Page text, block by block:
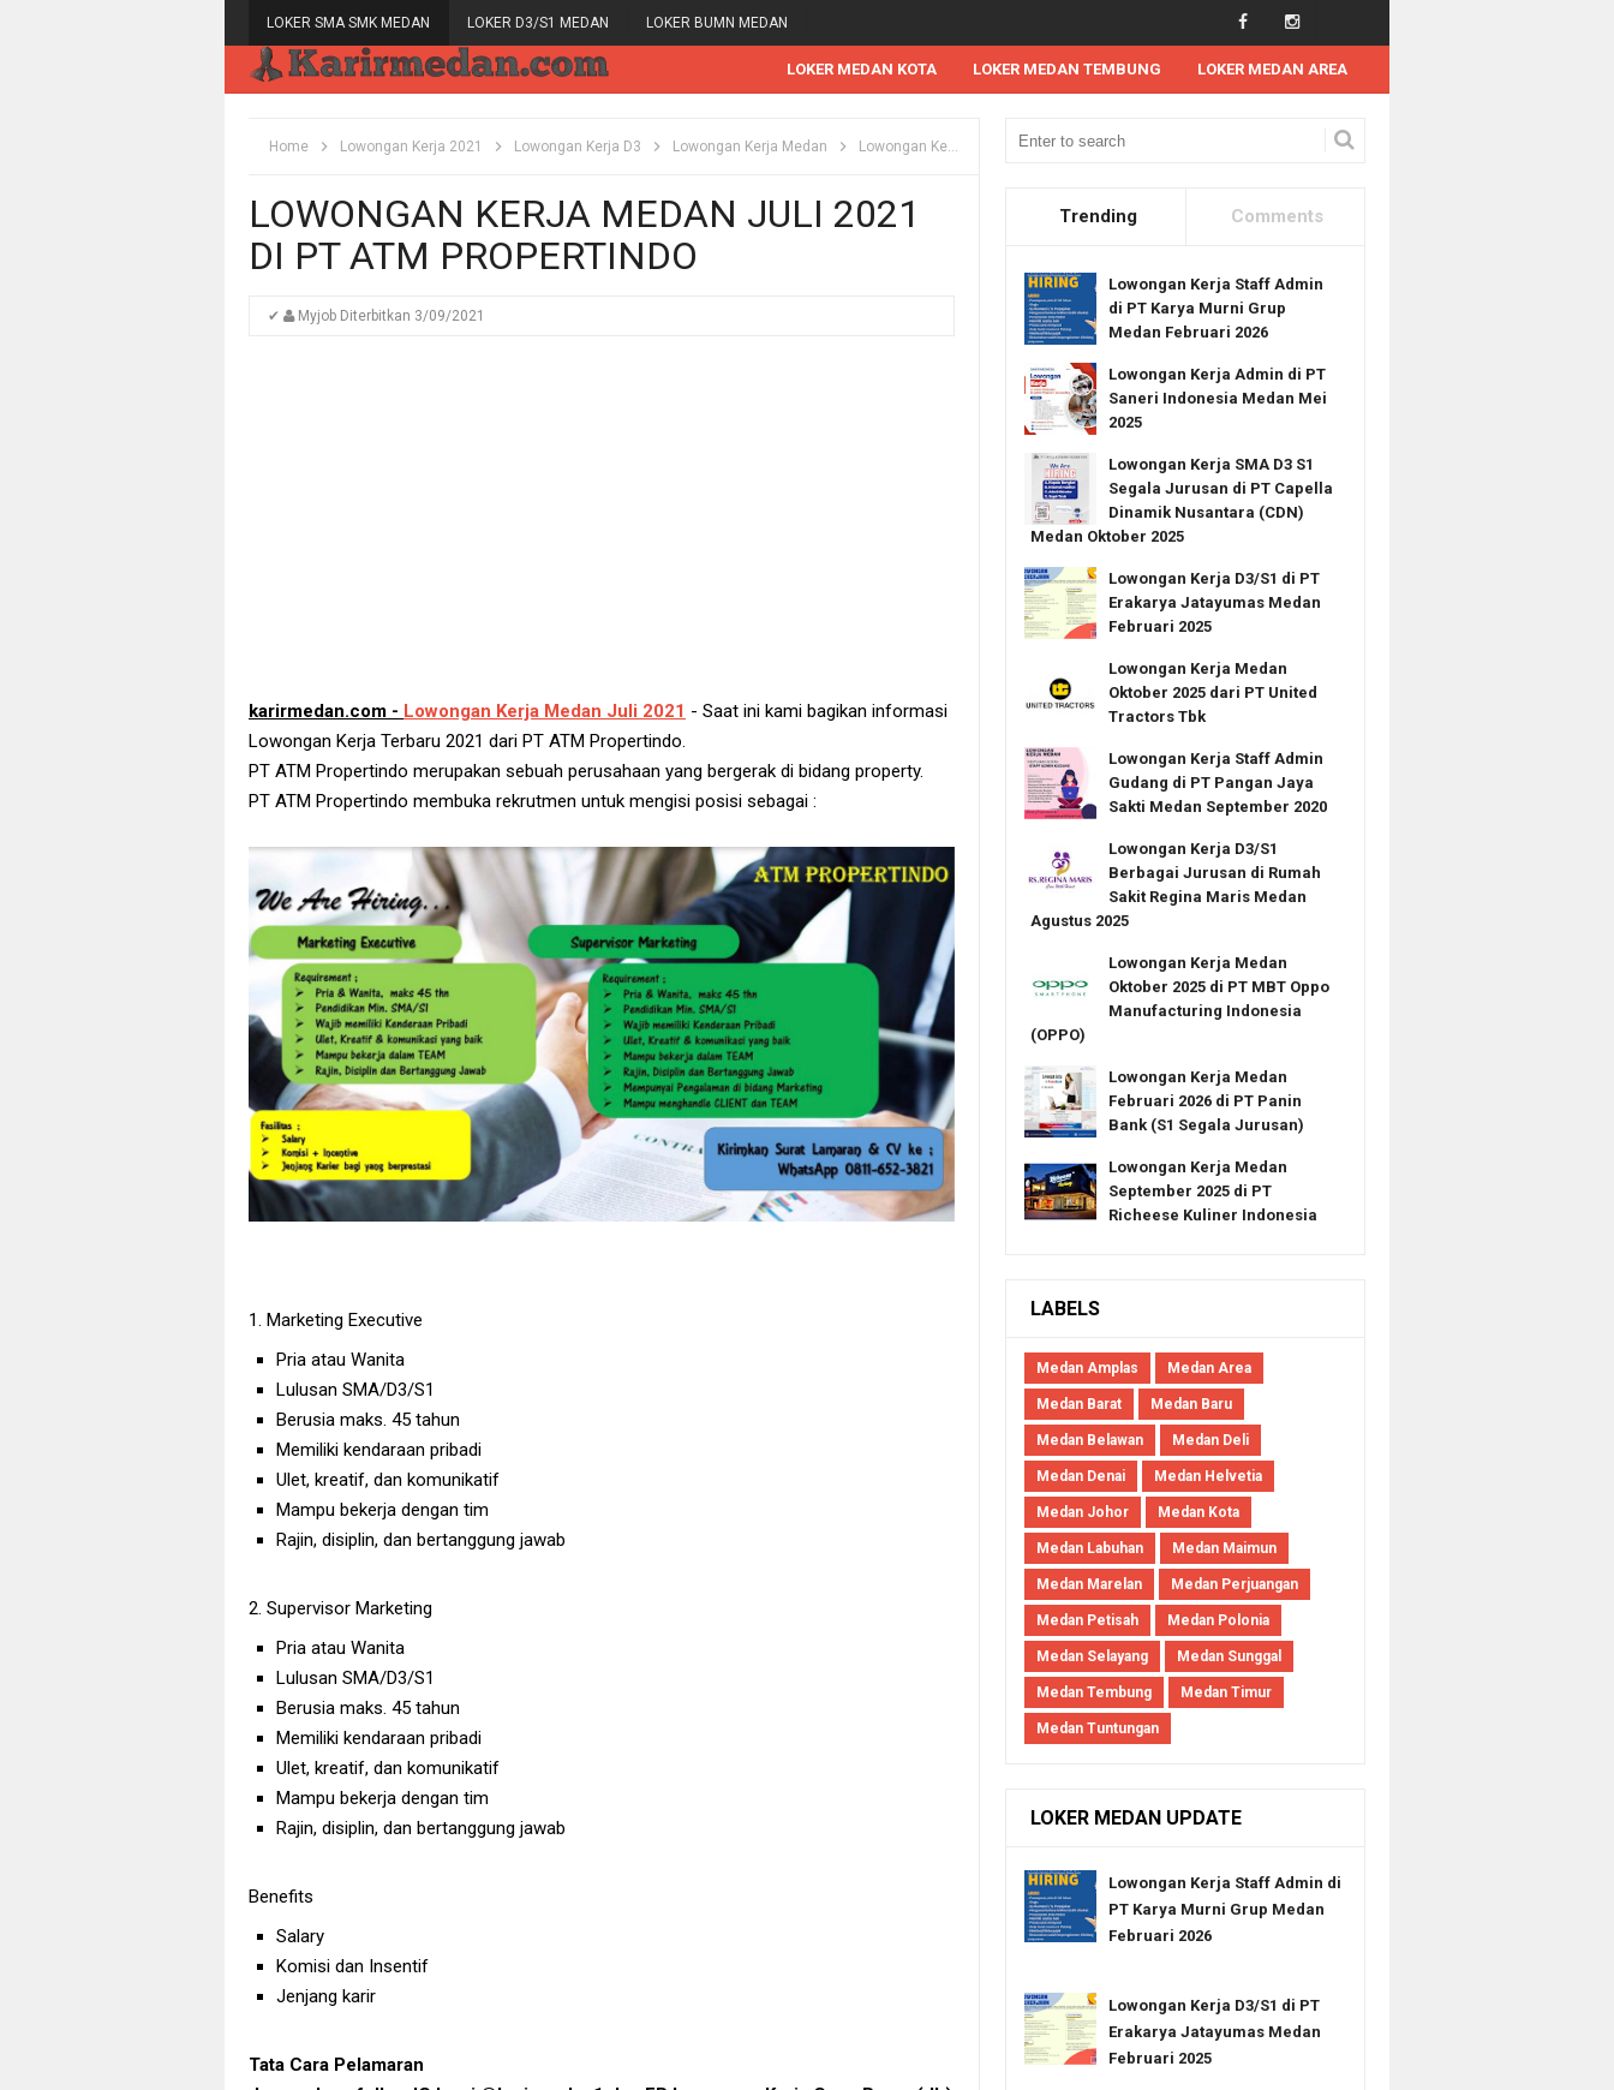
LOKER SMA SMK MEDAN LOKER D3/S1 MEDAN LOKER BUMN MEDAN
LOKER MEDAN KOTA LOKER MEDAN TEMBUNG LOKER MEDAN AREA
Home Lowongan Kerja 2021 Lowongan Kerja D3 Lowongan Kerja Medan Lowongan Kerja S1 Lowongan Kerja SMA Lowongan Kerja Medan Juli 2021 di PT
LOWONGAN KERJA MEDAN JULI 2021
DI PT ATM PROPERTINDO
✔ Myjob Diterbitkan 3/09/2021
karirmedan.com - Lowongan Kerja Medan Juli 2021 - Saat ini kami bagikan informasi
Lowongan Kerja Terbaru 2021 dari PT ATM Propertindo.
PT ATM Propertindo merupakan sebuah perusahaan yang bergerak di bidang property.
PT ATM Propertindo membuka rekrutmen untuk mengisi posisi sebagai :
1. Marketing Executive
Pria atau Wanita
Lulusan SMA/D3/S1
Berusia maks. 45 tahun
Memiliki kendaraan pribadi
Ulet, kreatif, dan komunikatif
Mampu bekerja dengan tim
Rajin, disiplin, dan bertanggung jawab
2. Supervisor Marketing
Pria atau Wanita
Lulusan SMA/D3/S1
Berusia maks. 45 tahun
Memiliki kendaraan pribadi
Ulet, kreatif, dan komunikatif
Mampu bekerja dengan tim
Rajin, disiplin, dan bertanggung jawab
Benefits
Salary
Komisi dan Insentif
Jenjang karir
Tata Cara Pelamaran
Trending Comments
Lowongan Kerja Staff Admin
di PT Karya Murni Grup
Medan Februari 2026
Lowongan Kerja Admin di PT
Saneri Indonesia Medan Mei
2025
Lowongan Kerja SMA D3 S1
Segala Jurusan di PT Capella
Dinamik Nusantara (CDN)
Medan Oktober 2025
Lowongan Kerja D3/S1 di PT
Erakarya Jatayumas Medan
Februari 2025
Lowongan Kerja Medan
Oktober 2025 dari PT United
Tractors Tbk
Lowongan Kerja Staff Admin
Gudang di PT Pangan Jaya
Sakti Medan September 2020
Lowongan Kerja D3/S1
Berbagai Jurusan di Rumah
Sakit Regina Maris Medan
Agustus 2025
Lowongan Kerja Medan
Oktober 2025 di PT MBT Oppo
Manufacturing Indonesia
(OPPO)
Lowongan Kerja Medan
Februari 2026 di PT Panin
Bank (S1 Segala Jurusan)
Lowongan Kerja Medan
September 2025 di PT
Richeese Kuliner Indonesia
LABELS
Medan Amplas Medan Area
Medan Barat Medan Baru
Medan Belawan Medan Deli
Medan Denai Medan Helvetia
Medan Johor Medan Kota
Medan Labuhan Medan Maimun
Medan Marelan Medan Perjuangan
Medan Petisah Medan Polonia
Medan Selayang Medan Sunggal
Medan Tembung Medan Timur
Medan Tuntungan
LOKER MEDAN UPDATE
Lowongan Kerja Staff Admin di
PT Karya Murni Grup Medan
Februari 2026
Lowongan Kerja D3/S1 di PT
Erakarya Jatayumas Medan
Februari 2025